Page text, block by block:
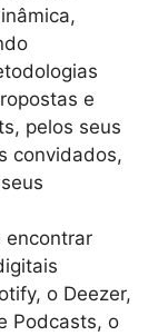
e
pelos seus
convidados,
encontrar
o Deezer,
Podcasts, o